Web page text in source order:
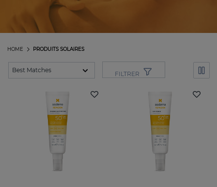
PRODUITS SOLAIRES
HOME
FILTRER